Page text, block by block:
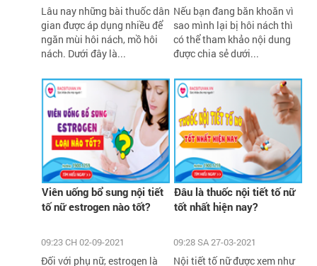
Lâu nay những bài thuốc dân
gian được áp dụng nhiều để
ngăn mùi hôi nách, mồ hôi
nách. Dưới đây là...
Nếu bạn đang băn khoăn vì
sao mình lại bị hôi nách thì
có thể tham khảo nội dung
được chia sẻ dưới...
Viên uống bổ sung nội tiết
tố nữ estrogen nào tốt?
09:23 CH 02-09-2021
Đối với phụ nữ, estrogen là
Đâu là thuốc nội tiết tố nữ
tốt nhất hiện nay?
09:28 SA 27-03-2021
Nội tiết tố nữ được xem như